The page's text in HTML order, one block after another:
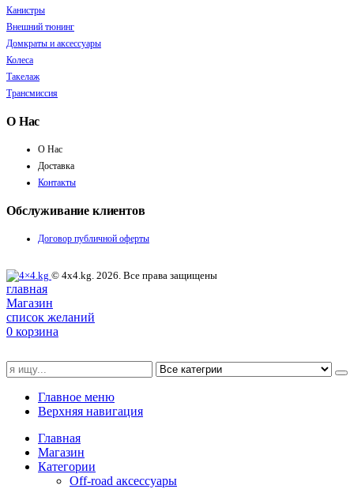
Канистры
Внешний тюнинг
Домкраты и аксессуары
Колеса
Такелаж
Трансмиссия
О Нас
О Нас
Доставка
Контакты
Обслуживание клиентов
Договор публичной оферты
© 4x4.kg. 2026. Все права защищены
главная
Магазин
список желаний
0 корзина
Главное меню
Верхняя навигация
Главная
Магазин
Категории
Off-road аксессуары